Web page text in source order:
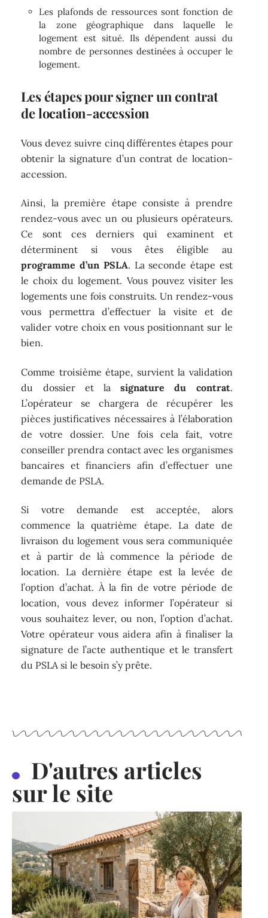
Les plafonds de ressources sont fonction de
la zone géographique dans laquelle le
logement est situé. Ils dépendent aussi du
nombre de personnes destinées à occuper le
logement.
Les étapes pour signer un contrat
de location-accession
Vous devez suivre cinq différentes étapes pour
obtenir la signature d’un contrat de location-
accession.
Ainsi, la première étape consiste à prendre
rendez-vous avec un ou plusieurs opérateurs.
Ce sont ces derniers qui examinent et
déterminent si vous êtes éligible au
programme d’un PSLA. La seconde étape est
le choix du logement. Vous pouvez visiter les
logements une fois construits. Un rendez-vous
vous permettra d’effectuer la visite et de
valider votre choix en vous positionnant sur le
bien.
Comme troisième étape, survient la validation
du dossier et lasignature du contrat.
L’opérateur se chargera de récupérer les
pièces justificatives nécessaires à l’élaboration
de votre dossier. Une fois cela fait, votre
conseiller prendra contact avec les organismes
bancaires et financiers afin d’effectuer une
demande de PSLA.
Si votre demande est acceptée, alors
commence la quatrième étape. La date de
livraison du logement vous sera communiquée
et à partir de là commence la période de
location. La dernière étape est la levée de
l’option d’achat. À la fin de votre période de
location, vous devez informer l’opérateur si
vous souhaitez lever, ou non, l’option d’achat.
Votre opérateur vous aidera afin à finaliser la
signature de l’acte authentique et le transfert
du PSLA si le besoin s’y prête.
D'autres articles
sur le site